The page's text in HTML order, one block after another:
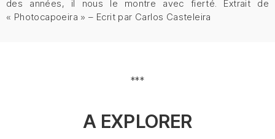
des années, il nous le montre avec fierté. Extrait de
« Photocapoeira » – Ecrit par Carlos Casteleira
***
A EXPLORER